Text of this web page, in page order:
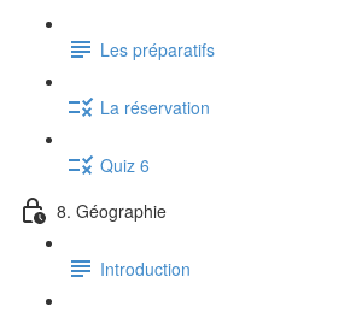
Les préparatifs
La réservation
Quiz 6
8. Géographie
Introduction